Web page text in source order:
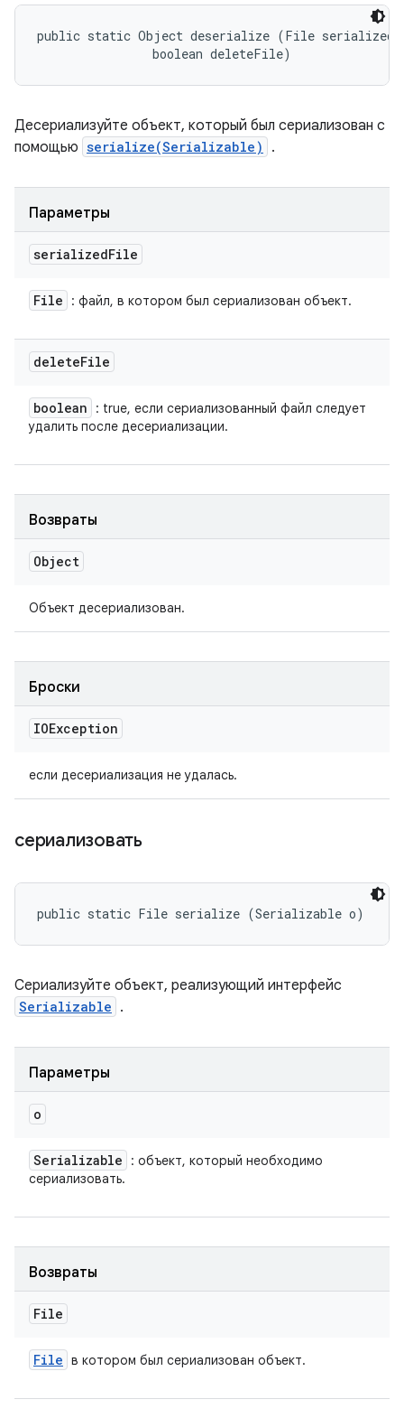
public static Object deserialize (File
                boolean deleteFile)
Десериализуйте объект, который был сериализован с
помощью serialize(Serializable) .
Параметры
serializedFile
File : файл, в котором был сериализован объект.
deleteFile
boolean
: true, если сериализованный файл следует
удалить после десериализации.
Возвраты
Object
Объект десериализован.
Броски
IOException
если десериализация не удалась.
сериализовать
public static File serialize (Serializable o)
Сериализуйте объект, реализующий интерфейс
Serializable .
Параметры
o
Serializable
: объект, который необходимо
сериализовать.
Возвраты
File
File в котором был сериализован объект.